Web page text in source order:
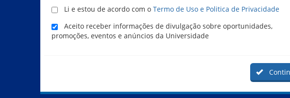
Li e estou de acordo com o Termo de Uso e Politica de Privacidade
Aceito receber informações de divulgação sobre oportunidades,
promoções, eventos e anúncios da Universidade